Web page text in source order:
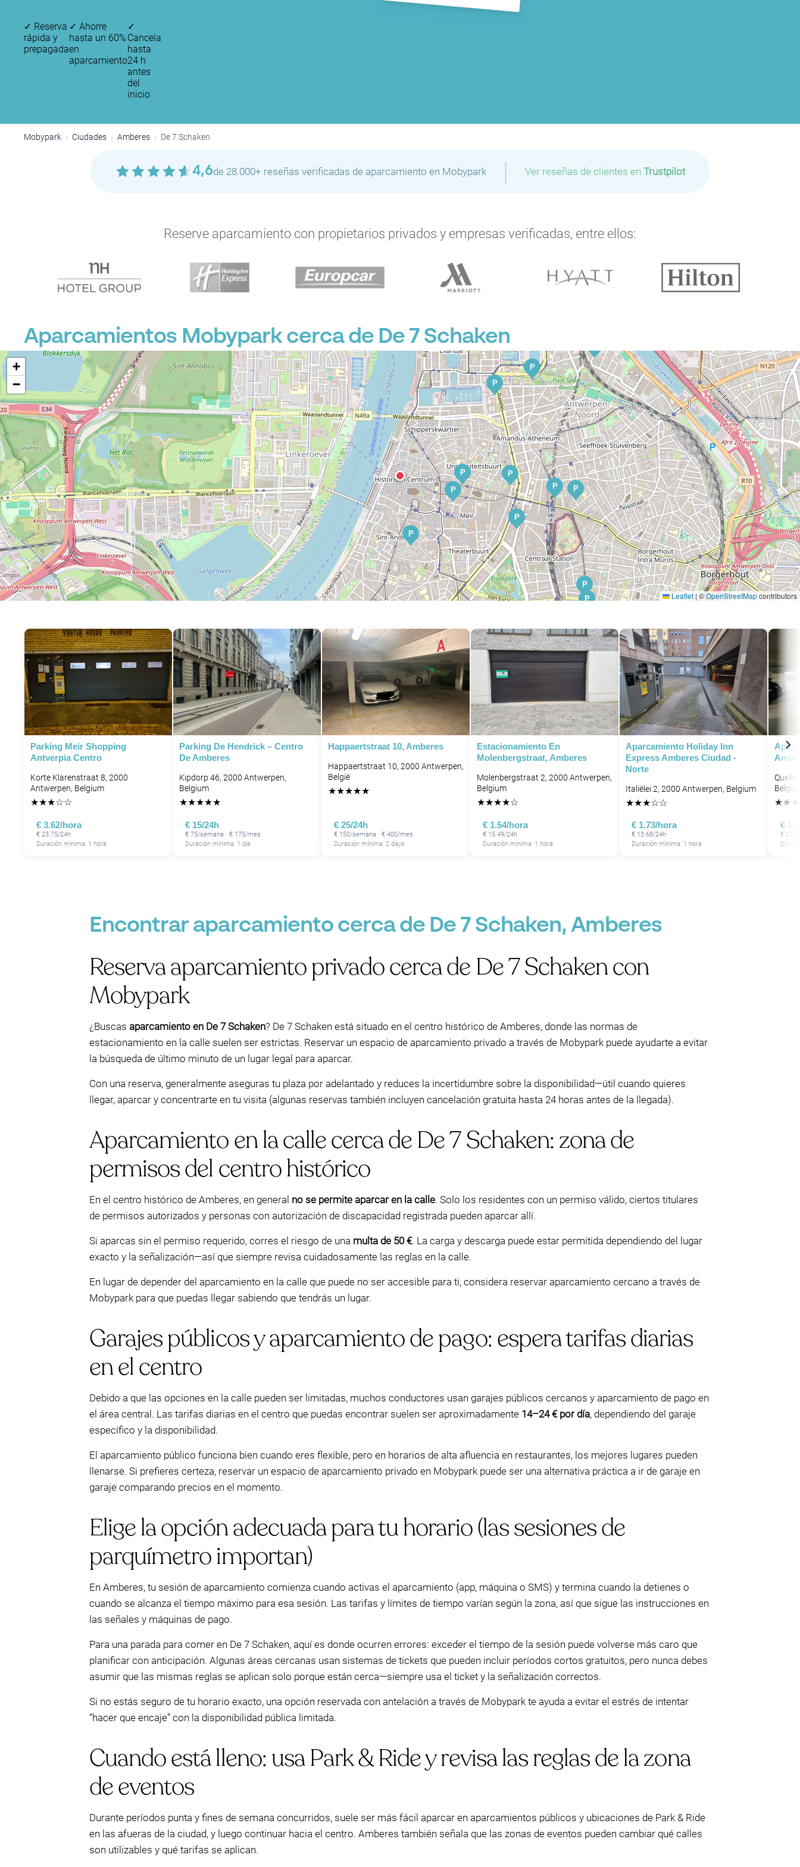
✓ Reserva
rápida y
prepagada
✓ Ahorre
hasta un 60%
en
aparcamiento
✓
Cancela
hasta
24 h
antes
del
inicio
Mobypark Ciudades Amberes De 7 Schaken
4,6de 28.000+ reseñas verificadas de aparcamiento en Mobypark | Ver reseñas de clientes en Trustpilot
Reserve aparcamiento con propietarios privados y empresas verificadas, entre ellos:
Aparcamientos Mobypark cerca de De 7 Schaken
P
P
P
P
P
P
P
P
P
P
P
+
−
Leaflet | ©OpenStreetMapcontributors
Parking Meir Shopping
Antverpia Centro
Korte Klarenstraat 8, 2000
Antwerpen, Belgium
★★★☆☆
€ 3.62/hora
€ 23.75/24h
Duración mínima: 1 hora
Parking De Hendrick – Centro
De Amberes
Kipdorp 46, 2000 Antwerpen,
Belgium
★★★★★
€ 15/24h
€ 75/semana · € 175/mes
Duración mínima: 1 día
Happaertstraat 10, Amberes
Happaertstraat 10, 2000 Antwerpen,
België
★★★★★
€ 25/24h
€ 150/semana · € 400/mes
Duración mínima: 2 days
Estacionamiento En
Molenbergstraat, Amberes
Molenbergstraat 2, 2000 Antwerpen,
Belgium
★★★★☆
€ 1.54/hora
€ 15.49/24h
Duración mínima: 1 hora
Aparcamiento Holiday Inn
Express Amberes Ciudad -
Norte
Italiëlei 2, 2000 Antwerpen, Belgium
★★★☆☆
€ 1.73/hora
€ 13.68/24h
Duración mínima: 1 hora
★★ ★
€
€
Encontrar aparcamiento cerca de De 7 Schaken, Amberes
Reserva aparcamiento privado cerca de De 7 Schaken con
Mobypark
¿Buscas aparcamiento en De 7 Schaken? De 7 Schaken está situado en el centro histórico de Amberes, donde las normas de
estacionamiento en la calle suelen ser estrictas. Reservar un espacio de aparcamiento privado a través de Mobypark puede ayudarte a evitar
la búsqueda de último minuto de un lugar legal para aparcar.
Con una reserva, generalmente aseguras tu plaza por adelantado y reduces la incertidumbre sobre la disponibilidad—útil cuando quieres
llegar, aparcar y concentrarte en tu visita (algunas reservas también incluyen cancelación gratuita hasta 24 horas antes de la llegada).
Aparcamiento en la calle cerca de De 7 Schaken: zona de
permisos del centro histórico
En el centro histórico de Amberes, en general no se permite aparcar en la calle. Solo los residentes con un permiso válido, ciertos titulares
de permisos autorizados y personas con autorización de discapacidad registrada pueden aparcar allí.
Si aparcas sin el permiso requerido, corres el riesgo de una multa de 50 €. La carga y descarga puede estar permitida dependiendo del lugar
exacto y la señalización—así que siempre revisa cuidadosamente las reglas en la calle.
En lugar de depender del aparcamiento en la calle que puede no ser accesible para ti, considera reservar aparcamiento cercano a través de
Mobypark para que puedas llegar sabiendo que tendrás un lugar.
Garajes públicos y aparcamiento de pago: espera tarifas diarias
en el centro
Debido a que las opciones en la calle pueden ser limitadas, muchos conductores usan garajes públicos cercanos y aparcamiento de pago en
el área central. Las tarifas diarias en el centro que puedas encontrar suelen ser aproximadamente 14–24 € por día, dependiendo del garaje
específico y la disponibilidad.
El aparcamiento público funciona bien cuando eres flexible, pero en horarios de alta afluencia en restaurantes, los mejores lugares pueden
llenarse. Si prefieres certeza, reservar un espacio de aparcamiento privado en Mobypark puede ser una alternativa práctica a ir de garaje en
garaje comparando precios en el momento.
Elige la opción adecuada para tu horario (las sesiones de
parquímetro importan)
En Amberes, tu sesión de aparcamiento comienza cuando activas el aparcamiento (app, máquina o SMS) y termina cuando la detienes o
cuando se alcanza el tiempo máximo para esa sesión. Las tarifas y límites de tiempo varían según la zona, así que sigue las instrucciones en
las señales y máquinas de pago.
Para una parada para comer en De 7 Schaken, aquí es donde ocurren errores: exceder el tiempo de la sesión puede volverse más caro que
planificar con anticipación. Algunas áreas cercanas usan sistemas de tickets que pueden incluir períodos cortos gratuitos, pero nunca debes
asumir que las mismas reglas se aplican solo porque están cerca—siempre usa el ticket y la señalización correctos.
Si no estás seguro de tu horario exacto, una opción reservada con antelación a través de Mobypark te ayuda a evitar el estrés de intentar
“hacer que encaje” con la disponibilidad pública limitada.
Cuando está lleno: usa Park & Ride y revisa las reglas de la zona
de eventos
Durante períodos punta y fines de semana concurridos, suele ser más fácil aparcar en aparcamientos públicos y ubicaciones de Park & Ride
en las afueras de la ciudad, y luego continuar hacia el centro. Amberes también señala que las zonas de eventos pueden cambiar qué calles
son utilizables y qué tarifas se aplican.